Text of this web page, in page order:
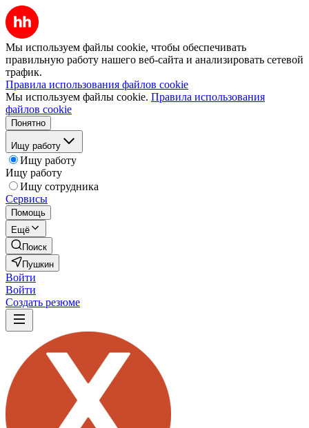
Мы используем файлы cookie, чтобы обеспечивать
правильную работу нашего веб-сайта и анализировать сетевой
трафик.
Правила использования файлов cookie
Мы используем файлы cookie. Правила использования
файлов cookie
Понятно
Ищу работу
Ищу работу
Ищу работу
Ищу сотрудника
Сервисы
Помощь
Ещё
Поиск
Пушкин
Войти
Войти
Создать резюме